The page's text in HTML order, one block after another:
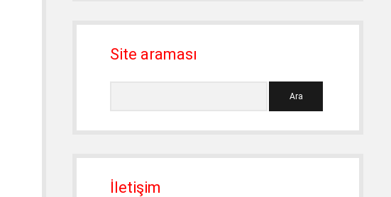
Site araması
İletişim